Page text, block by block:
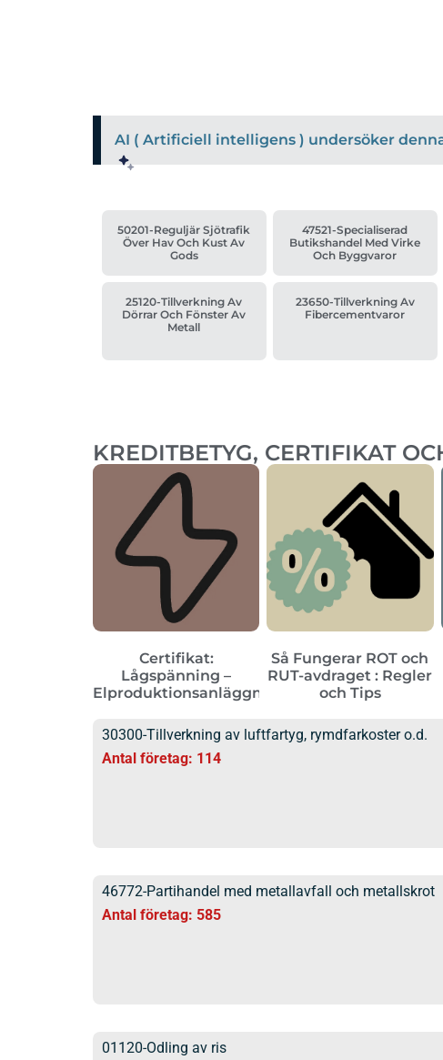
AI ( Artificiell intelligens ) undersöker
50201-Reguljär Sjötrafik
Över Hav Och Kust Av
Gods
47521-Specialiserad
Butikshandel Med Virke
Och Byggvaror
25120-Tillverkning Av
Dörrar Och Fönster Av
Metall
23650-Tillverkning Av
Fibercementvaror
KREDITBETYG, CERTIFIKAT
Certifikat:
Lågspänning –
Elproduktionsanläggningar
Så Fungerar ROT och
RUT-avdraget : Regler
och Tips
30300-Tillverkning av luftfartyg, rymdfarkoster o.d.
Antal företag: 114
46772-Partihandel med metallavfall och metallskrot
Antal företag: 585
01120-Odling av ris